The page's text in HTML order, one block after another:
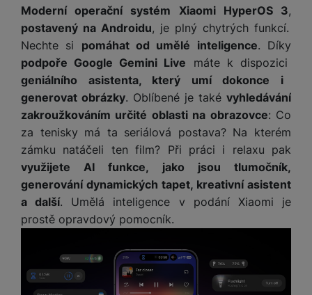
o
s
t
l
y
e
n
í
k
v
e
o
-
v
i
o
k
a
b
e
l
e
ní
P
e
r
b
a
n
k
r
c
hl
e
P
u
š
e
n
st
p
r
a
t
o
Moderní operační systém Xiaomi HyperOS 3,
postavený na Androidu, je plný chytrých funkcí.
Nechte si pomáhat od umělé inteligence. Díky
podpoře Google Gemini Live máte k dispozici
geniálního asistenta, který umí dokonce i
generovat obrázky. Oblíbené je také vyhledávání
zakroužkováním určité oblasti na obrazovce: Co
za tenisky má ta seriálová postava? Na kterém
zámku natáčeli ten film? Při práci i relaxu pak
využijete AI funkce, jako jsou tlumočník,
generování dynamických tapet, kreativní asistent
a další. Umělá inteligence v podání Xiaomi je
prostě opravdový pomocník.